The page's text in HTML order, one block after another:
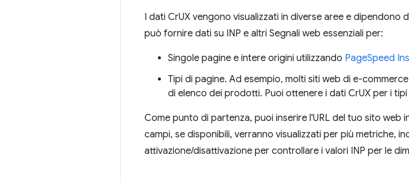
I dati CrUX vengono visualizzati in diverse aree e
può fornire dati su INP e altri Segnali web essenziali per:
Singole pagine e intere origini utilizzando PageSpeed
Tipi di pagine. Ad esempio, molti siti web di e-
di elenco dei prodotti. Puoi ottenere i dati CrUX per i tipi
Come punto di partenza, puoi inserire l'URL del tuo sito web
campi, se disponibili, verranno visualizzati per più metriche,
attivazione/disattivazione per controllare i valori INP per le